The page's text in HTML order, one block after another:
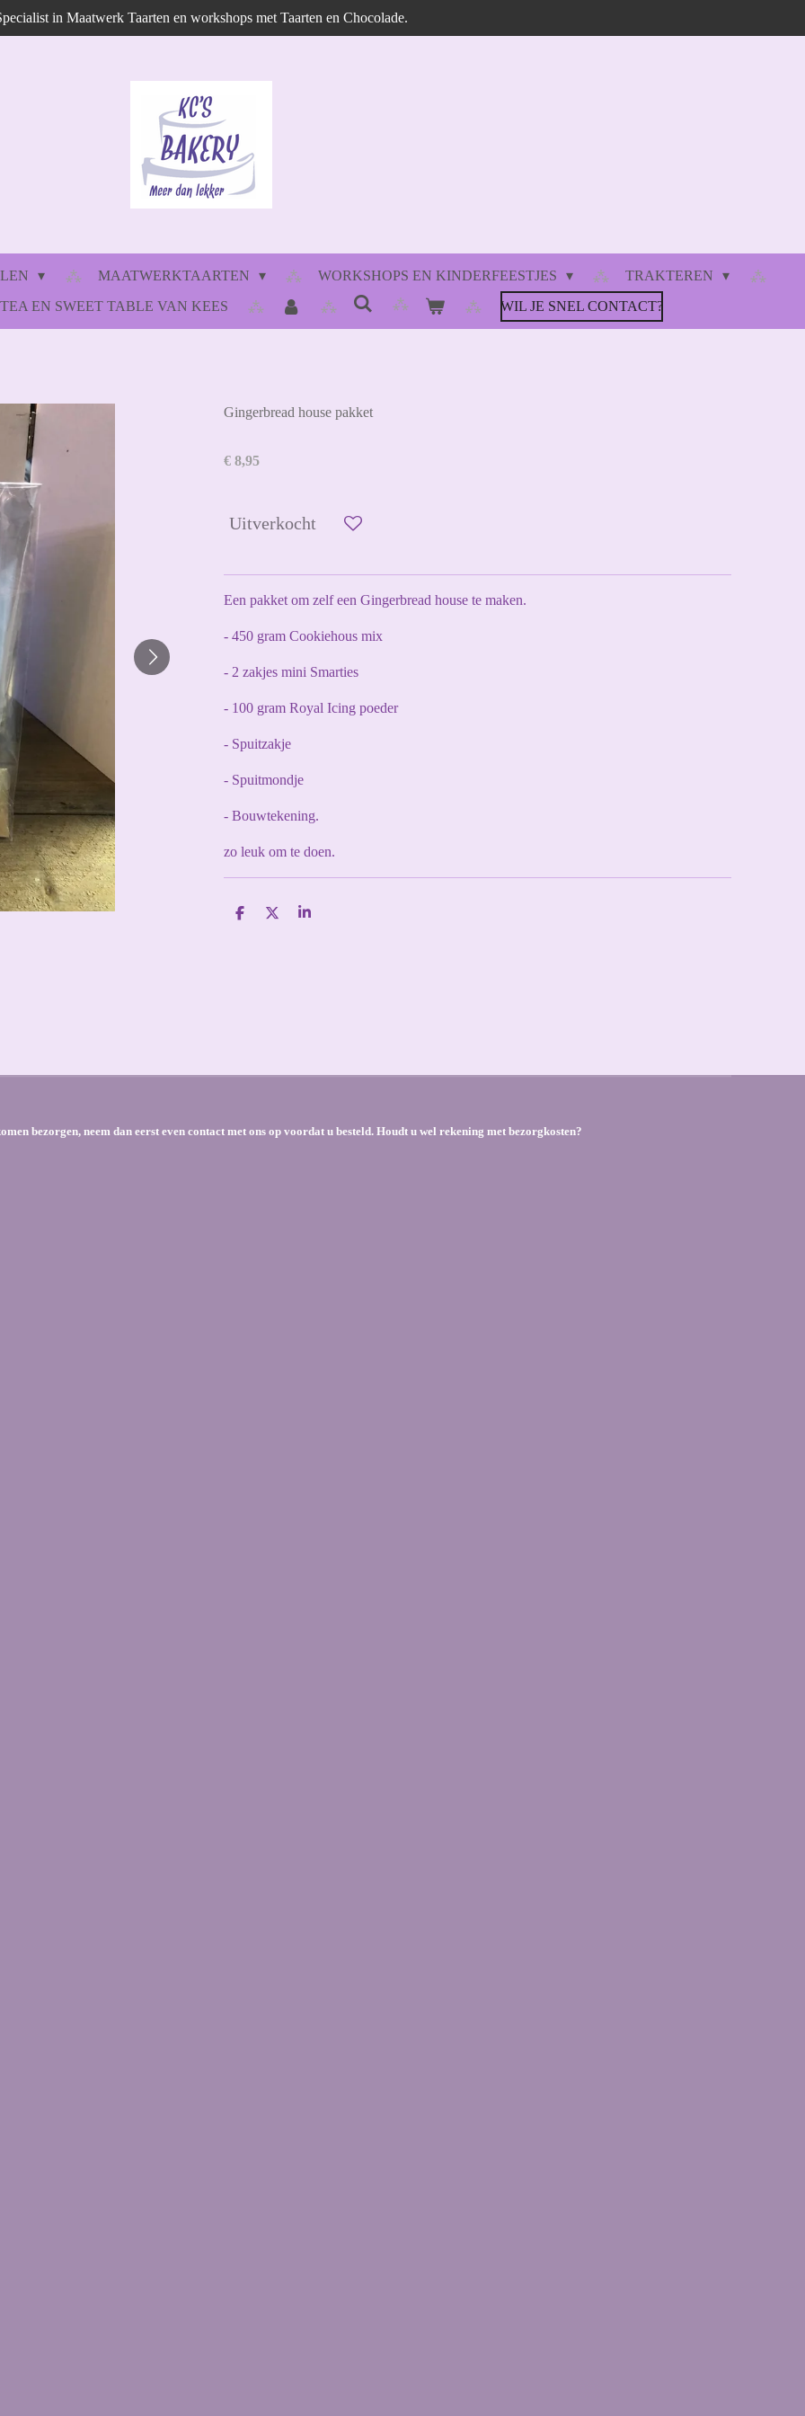
in Maatwerk Taarten en workshops met Taarten en Chocolade.
MAATWERKTAARTEN WORKSHOPS EN KINDERFEESTJES
TRAKTEREN
EN SWEET TABLE VAN KEES WIL JE SNEL CONTACT?
Gingerbread house pakket
€ 8,95
Uitverkocht
Een pakket om zelf een Gingerbread house te maken.
- 450 gram Cookiehous mix
- 2 zakjes mini Smarties
- 100 gram Royal Icing poeder
- Spuitzakje
- Spuitmondje
- Bouwtekening.
zo leuk om te doen.
D
D
S
bezorgen, neem dan eerst even contact met ons op voordat u besteld. Houdt u wel rekening met bezorgkosten?